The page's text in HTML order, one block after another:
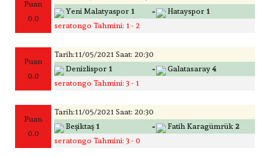
Puan
0.0
Yeni Malatyaspor 1 - Hatayspor 1
seratongo Tahmini: 1 - 2
Puan
0.0
Tarih:11/05/2021 Saat: 20:30
Denizlispor 1 - Galatasaray 4
seratongo Tahmini: 3 - 1
Puan
0.0
Tarih:11/05/2021 Saat: 20:30
Beşiktaş 1 - Fatih Karagümrük 2
seratongo Tahmini: 3 - 0